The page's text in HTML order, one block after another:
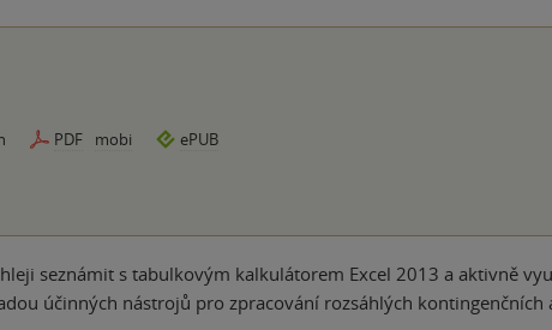
PDF mobi ePUB
seznámit s tabulkovým kalkulátorem Excel 2013 a aktivně
účinných nástrojů pro zpracování rozsáhlých